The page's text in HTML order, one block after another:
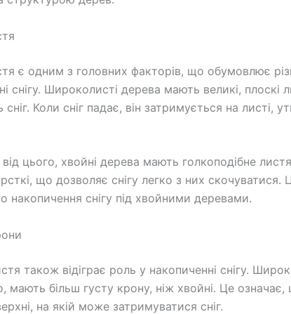
є одним з головних факторів, що обумовлює
снігу. Широколисті дерева мають великі, плоскі
Коли сніг падає, він затримується на листі,
від цього, хвойні дерева мають голкоподібне
що дозволяє снігу легко з них скочуватися.
накопичення снігу під хвойними деревами.
також відіграє роль у накопиченні снігу.
мають більш густу крону, ніж хвойні. Це
на якій може затримуватися сніг.